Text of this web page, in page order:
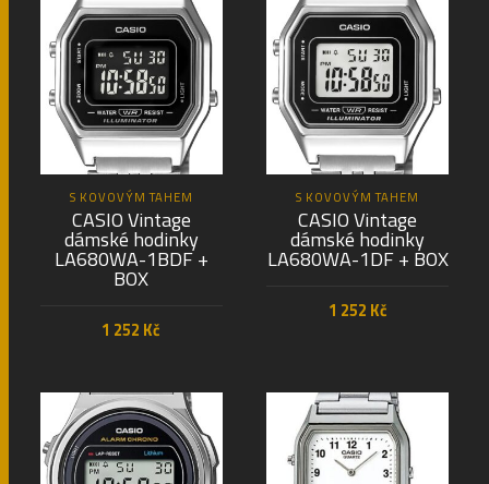
S KOVOVÝM TAHEM
CASIO Vintage
dámské hodinky
LA680WA-1BDF +
BOX
1 252 Kč
S KOVOVÝM TAHEM
CASIO Vintage
dámské hodinky
LA680WA-1DF + BOX
1 252 Kč